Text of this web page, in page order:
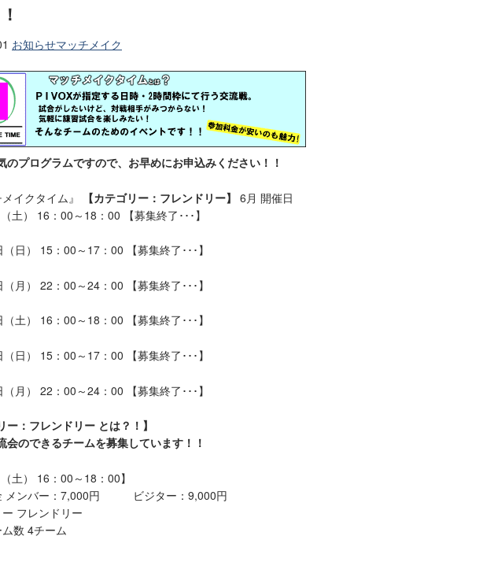
お知らせマッチメイク
のプログラムですので、お早めにお申込みください！！
イクタイム』 【カテゴリー：フレンドリー】 6月 開催日
土） 16：00～18：00 【募集終了･･･】
日） 15：00～17：00 【募集終了･･･】
月） 22：00～24：00 【募集終了･･･】
土） 16：00～18：00 【募集終了･･･】
日） 15：00～17：00 【募集終了･･･】
月） 22：00～24：00 【募集終了･･･】
ー：フレンドリー とは？！】
会のできるチームを募集しています！！
（土） 16：00～18：00】
メンバー：7,000円 ビジター：9,000円
フレンドリー
数 4チーム